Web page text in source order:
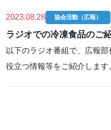
2023.08.28 協会活動（広報）
ラジオでの冷凍食品のご
以下のラジオ番組で、広報部
役立つ情報等をご紹介しま